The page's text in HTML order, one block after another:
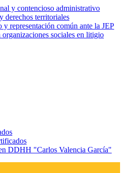
y contencioso administrativo
derechos territoriales
y representación común ante la JEP
sociales en litigio
DDHH "Carlos Valencia García"